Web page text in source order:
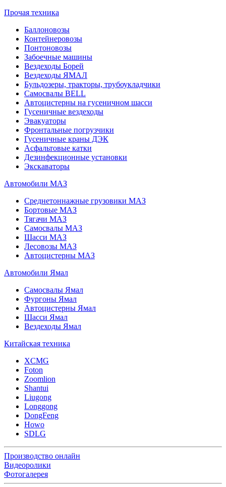
Прочая техника
Баллоновозы
Контейнеровозы
Понтоновозы
Забоечные машины
Вездеходы Борей
Вездеходы ЯМАЛ
Бульдозеры, тракторы, трубоукладчики
Самосвалы BELL
Автоцистерны на гусеничном шасси
Гусеничные вездеходы
Эвакуаторы
Фронтальные погрузчики
Гусеничные краны ДЭК
Асфальтовые катки
Дезинфекционные установки
Экскаваторы
Автомобили МАЗ
Среднетоннажные грузовики МАЗ
Бортовые МАЗ
Тягачи МАЗ
Самосвалы МАЗ
Шасси МАЗ
Лесовозы МАЗ
Автоцистерны МАЗ
Автомобили Ямал
Самосвалы Ямал
Фургоны Ямал
Автоцистерны Ямал
Шасси Ямал
Вездеходы Ямал
Китайская техника
XCMG
Foton
Zoomlion
Shantui
Liugong
Longgong
DongFeng
Howo
SDLG
Производство онлайн
Видеоролики
Фотогалерея